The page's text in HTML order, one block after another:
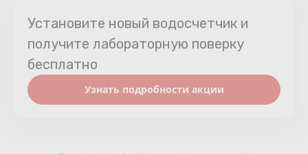
Установите новый водосчетчик и
получите лабораторную поверку
бесплатно
Узнать подробности акции